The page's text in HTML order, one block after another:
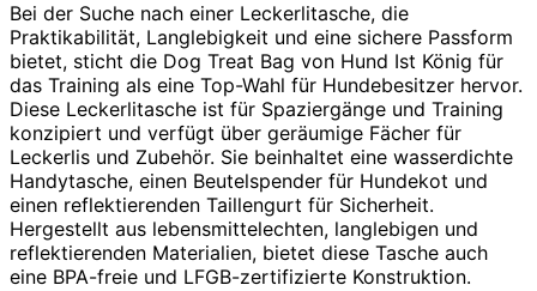
Bei der Suche nach einer Leckerlitasche, die
Praktikabilität, Langlebigkeit und eine sichere Passform
bietet, sticht die Dog Treat Bag von Hund Ist König für
das Training als eine Top-Wahl für Hundebesitzer hervor.
Diese Leckerlitasche ist für Spaziergänge und Training
konzipiert und verfügt über geräumige Fächer für
Leckerlis und Zubehör. Sie beinhaltet eine wasserdichte
Handytasche, einen Beutelspender für Hundekot und
einen reflektierenden Taillengurt für Sicherheit.
Hergestellt aus lebensmittelechten, langlebigen und
reflektierenden Materialien, bietet diese Tasche auch
eine BPA-freie und LFGB-zertifizierte Konstruktion.